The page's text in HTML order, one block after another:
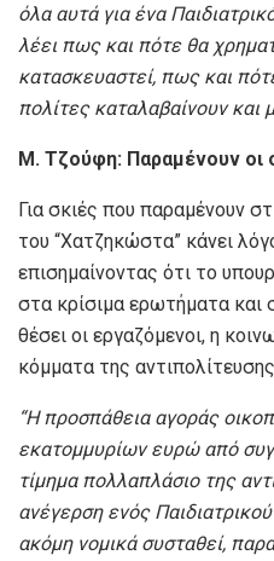
όλα αυτά για ένα
λέει πως και πότε θα
κατασκευαστεί, πως και
πολίτες καταλαβαίνουν και
Μ. Τζούφη: Παραμένουν οι
Για σκιές που παραμένουν
του “Χατζηκώστα” κάνει
επισημαίνοντας ότι το
στα κρίσιμα ερωτήματα και
θέσει οι εργαζόμενοι, η
κόμματα της
“Η προσπάθεια αγοράς
εκατομμυρίων ευρώ από
τίμημα πολλαπλάσιο της
ανέγερση ενός
ακόμη νομικά συσταθεί,